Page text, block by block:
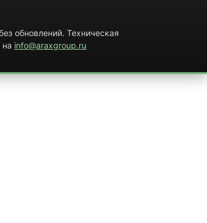
обновлений. Техническая
info@araxgroup.ru